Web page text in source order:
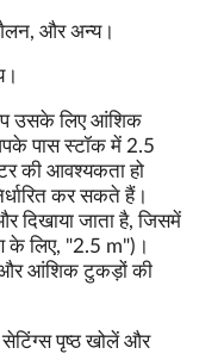
गैलन, और अन्य।
आप उसके लिए आंशिक
पास स्टॉक में 2.5
की आवश्यकता हो
कर सकते हैं।
दिखाया जाता है, जिसमें
के लिए, "2.5 m")।
और आंशिक टुकड़ों की
पृष्ठ खोलें और